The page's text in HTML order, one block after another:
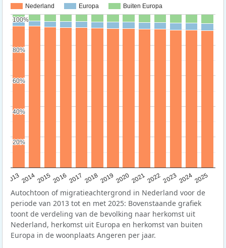
Nederland Europa Buiten Europa
20132014201520162017 20182019 202020212022202320242025
20%
20%
40%
40%
60%
60%
80%
80%
100%
100%
Autochtoon of migratieachtergrond in Nederland voor de
periode van 2013 tot en met 2025: Bovenstaande grafiek
toont de verdeling van de bevolking naar herkomst uit
Nederland, herkomst uit Europa en herkomst van buiten
Europa in de woonplaats Angeren per jaar.